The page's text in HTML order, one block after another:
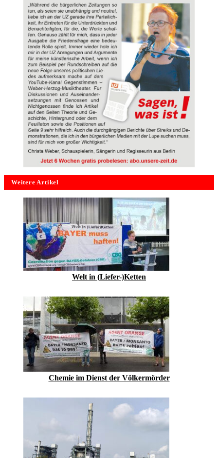
Weitere Artikel
Welt in (Liefer-)Ketten
Chemie im Dienst der Völkermörder